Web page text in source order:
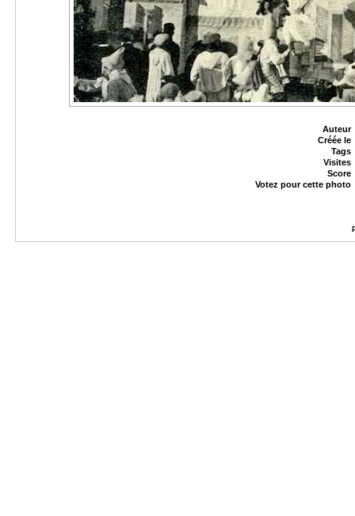
Auteur
Créée le
Tags
Visites
Score
Votez pour cette photo